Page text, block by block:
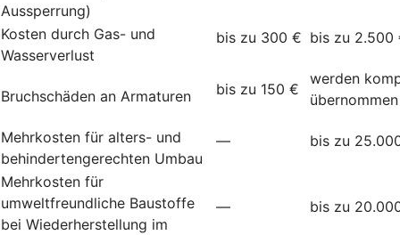
Aussperrung)
Kosten durch Gas- und
Wasserverlust
bis zu 300 € bis zu 2.500
Bruchschäden an Armaturen bis zu 150 €
werden
übernommen
Mehrkosten für alters- und
behindertengerechten Umbau
— bis zu
Mehrkosten für
umweltfreundliche Baustoffe
bei Wiederherstellung im
— bis zu